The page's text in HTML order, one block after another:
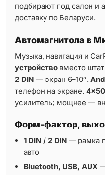
подбирают под салон и
доставку по Беларуси.
Автомагнитола в
Музыка, навигация и
устройство вместо
2 DIN — экран 6–10″.
телефон на экране.
усилитель; мощнее —
Форм-фактор,
1 DIN / 2 DIN — рамка
авто
Bluetooth, USB, AUX